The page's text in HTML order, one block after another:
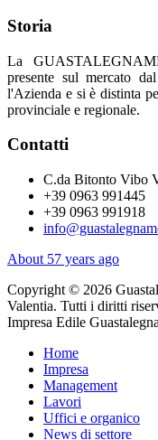
Storia
La
presente sul mercato
l'Azienda e si è distinta
provinciale e regionale.
Contatti
C.da Bitonto Vibo
+39 0963 991445
+39 0963 991918
About 57 years ago
Copyright © 2026
Valentia. Tutti i diritti
Impresa Edile
Home
Impresa
Management
Lavori
Uffici e organico
News di settore